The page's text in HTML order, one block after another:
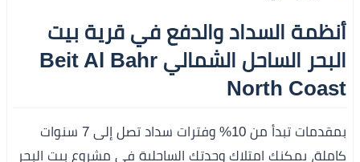
أنظمة السداد والدفع في قرية بيت
البحر الساحل الشمالي Beit Al Bahr
North Coast
بمقدمات تبدأ من 10% وفترات سداد تصل إلى 7 سنوات
كاملة، يمكنك امتلاك وحدتك الساحلية في مشروع بيت البحر